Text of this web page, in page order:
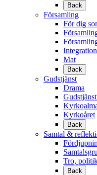
Back
Församling
För dig
Integration
Mat
Back
Gudstjänst
Drama
Kyrkoåret
Back
Samtal &
Tro,
Back